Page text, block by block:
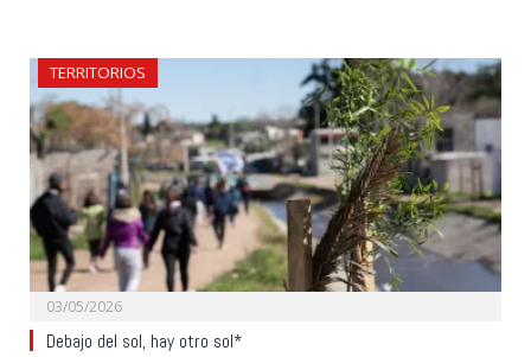
TERRITORIOS
03/05/2026
Debajo del sol, hay otro sol*